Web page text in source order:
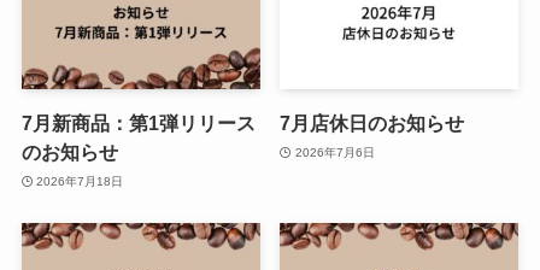
7月新商品：第1弾リリース
のお知らせ
2026年7月18日
7月店休日のお知らせ
2026年7月6日